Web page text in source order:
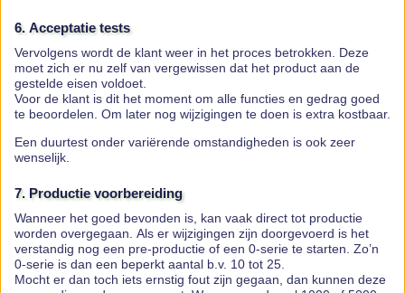
6. Acceptatie tests
Vervolgens wordt de klant weer in het proces betrokken. Deze
moet zich er nu zelf van vergewissen dat het product aan de
gestelde eisen voldoet.
Voor de klant is dit het moment om alle functies en gedrag goed
te beoordelen. Om later nog wijzigingen te doen is extra kostbaar.
Een duurtest onder variërende omstandigheden is ook zeer
wenselijk.
7. Productie voorbereiding
Wanneer het goed bevonden is, kan vaak direct tot productie
worden overgegaan. Als er wijzigingen zijn doorgevoerd is het
verstandig nog een pre-productie of een 0-serie te starten. Zo’n
0-serie is dan een beperkt aantal b.v. 10 tot 25.
Mocht er dan toch iets ernstig fout zijn gegaan, dan kunnen deze